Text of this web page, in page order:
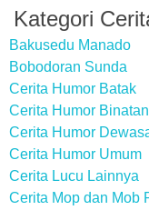
Kategori
Bakusedu Manado
Bobodoran Sunda
Cerita Humor Batak
Cerita Humor
Cerita Humor
Cerita Humor Umum
Cerita Lucu Lainnya
Cerita Mop dan Mob